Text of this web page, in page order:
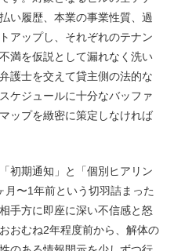
い履歴、本業の事業性質、過
アップし、それぞれのテナン
満を仮説として漏れなく洗い
護士を交えて貸主側の法的な
ケジュールに十分なバッファ
ップを緻密に策定しなければ
初期通知」と「個別ヒアリン
〜1年前という切羽詰まった
手方に即座に深い不信感と怒
おむね2年程度前から、解体の